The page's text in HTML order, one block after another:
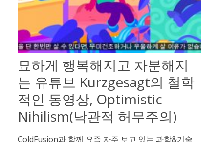
묘하게 행복해지고 차분해지
는 유튜브 Kurzgesagt의 철학
적인 동영상, Optimistic
Nihilism(낙관적 허무주의)
ColdFusion과 함께 요즘 자주 보고 있는 과학&기술